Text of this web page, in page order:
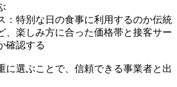
：特別な日の食事に利用するのか伝統
、楽しみ方に合った価格帯と接客サー
確認する
に選ぶことで、信頼できる事業者と出